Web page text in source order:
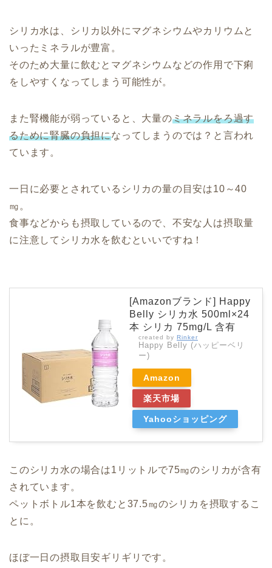
シリカ水は、シリカ以外にマグネシウムやカリウムと
いったミネラルが豊富。
そのため大量に飲むとマグネシウムなどの作用で下痢
をしやすくなってしまう可能性が。
また腎機能が弱っていると、大量のミネラルをろ過す
るために腎臓の負担になってしまうのでは？と言われ
ています。
一日に必要とされているシリカの量の目安は10～40
㎎。
食事などからも摂取しているので、不安な人は摂取量
に注意してシリカ水を飲むといいですね！
[Amazonブランド] Happy
Belly シリカ水 500ml×24
本 シリカ 75mg/L 含有
created by Rinker
Happy Belly (ハッピーベリ
ー)
Amazon
楽天市場
Yahooショッピング
このシリカ水の場合は1リットルで75㎎のシリカが含有
されています。
ペットボトル1本を飲むと37.5㎎のシリカを摂取するこ
とに。
ほぼ一日の摂取目安ギリギリです。